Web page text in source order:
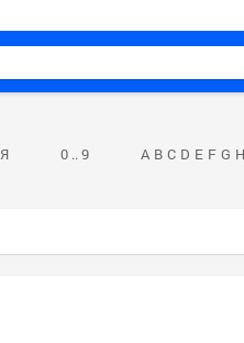
Я 0 .. 9 A B C D E F G H